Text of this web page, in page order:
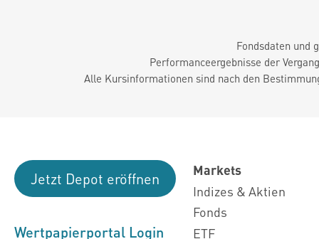
Fondsdaten und
Performanceergebnisse der
Alle Kursinformationen sind nach den
Jetzt Depot eröffnen
Wertpapierportal Login
Markets
Indizes & Aktien
Fonds
ETF